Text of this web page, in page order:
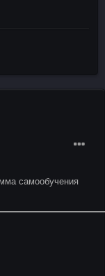
самообучения